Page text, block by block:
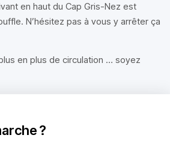
en haut du Cap Gris-Nez est
N’hésitez pas à vous y arrêter ça
en plus de circulation … soyez
?